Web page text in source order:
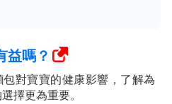
益嗎？
包對寶寶的健康影響，了解為
擇更為重要。